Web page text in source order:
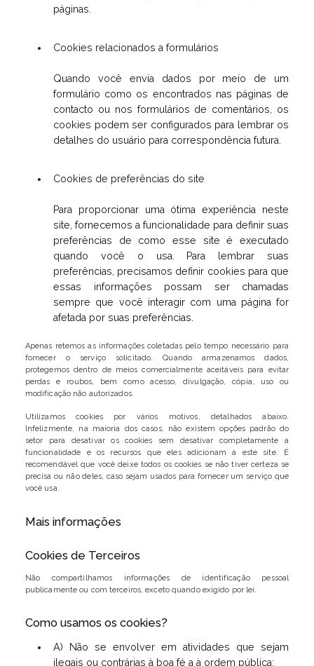
páginas.
Cookies relacionados a formulários
Quando você envia dados por meio de um
formulário como os encontrados nas páginas de
contacto ou nos formulários de comentários, os
cookies podem ser configurados para lembrar os
detalhes do usuário para correspondência futura.
Cookies de preferências do site
Para proporcionar uma ótima experiência neste
site, fornecemos a funcionalidade para definir suas
preferências de como esse site é executado
quando você o usa. Para lembrar suas
preferências, precisamos definir cookies para que
essas informações possam ser chamadas
sempre que você interagir com uma página for
afetada por suas preferências.
Apenas retemos as informações coletadas pelo tempo necessário para
fornecer o serviço solicitado. Quando armazenamos dados,
protegemos dentro de meios comercialmente aceitáveis ​​para evitar
perdas e roubos, bem como acesso, divulgação, cópia, uso ou
modificação não autorizados.
Utilizamos cookies por vários motivos, detalhados abaixo.
Infelizmente, na maioria dos casos, não existem opções padrão do
setor para desativar os cookies sem desativar completamente a
funcionalidade e os recursos que eles adicionam a este site. É
recomendável que você deixe todos os cookies se não tiver certeza se
precisa ou não deles, caso sejam usados ​​para fornecer um serviço que
você usa.
Mais informações
Cookies de Terceiros
Não compartilhamos informações de identificação pessoal
publicamente ou com terceiros, exceto quando exigido por lei.
Como usamos os cookies?
A) Não se envolver em atividades que sejam
ilegais ou contrárias à boa fé a à ordem pública;